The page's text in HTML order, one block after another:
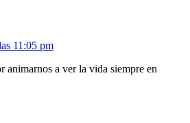
11:05 pm
animarnos a ver la vida siempre en